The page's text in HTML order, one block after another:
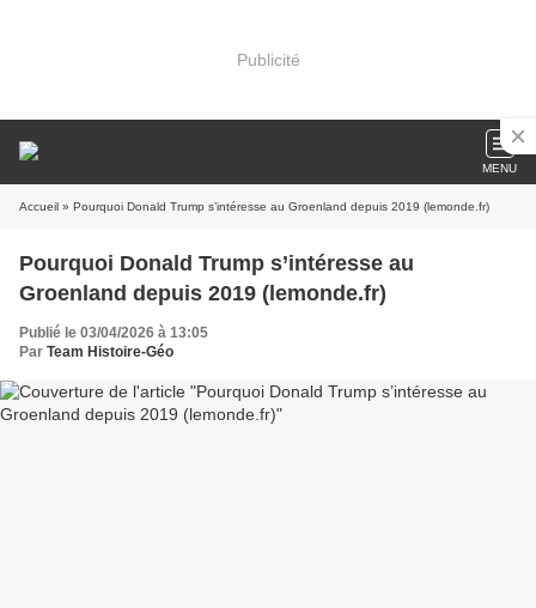
Publicité
MENU
Accueil » Pourquoi Donald Trump s’intéresse au Groenland depuis 2019 (lemonde.fr)
Pourquoi Donald Trump s’intéresse au
Groenland depuis 2019 (lemonde.fr)
Publié le 03/04/2026 à 13:05
Par Team Histoire-Géo